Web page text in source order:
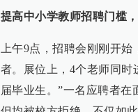
提高中小学教师招聘门槛
上午9点，招聘会刚刚开
者。展位上，4个老师同时
届毕业生。”一名应聘者在